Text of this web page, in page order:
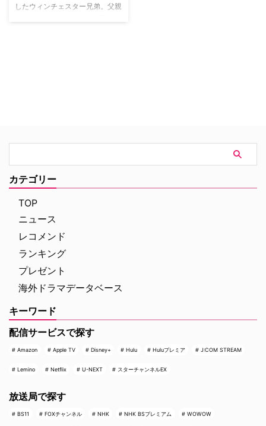
したウィンチェスター兄弟。父親
カテゴリー
TOP
ニュース
レコメンド
ランキング
プレゼント
海外ドラマデータベース
キーワード
配信サービスで探す
Amazon Apple TV Disney+ Hulu Huluプレミア J:COM STREAM
Lemino Netflix U-NEXT スターチャンネルEX
放送局で探す
BS11 FOXチャンネル NHK NHK BSプレミアム WOWOW